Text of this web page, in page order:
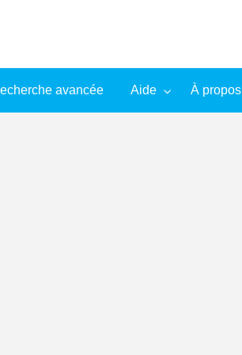
avancée Aide À propos